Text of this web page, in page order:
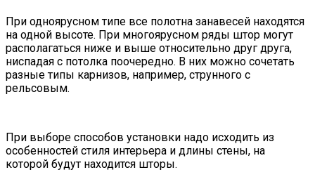
При одноярусном типе все полотна занавесей находятся
на одной высоте. При многоярусном ряды штор могут
располагаться ниже и выше относительно друг друга,
ниспадая с потолка поочередно. В них можно сочетать
разные типы карнизов, например, струнного с
рельсовым.
При выборе способов установки надо исходить из
особенностей стиля интерьера и длины стены, на
которой будут находится шторы.